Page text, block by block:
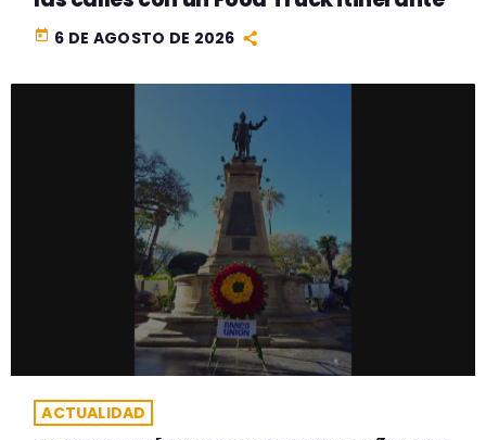
today 6 DE AGOSTO DE 2026
ACTUALIDAD